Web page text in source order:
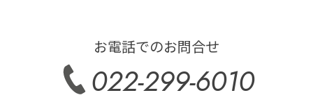
お電話でのお問合せ
022-299-6010